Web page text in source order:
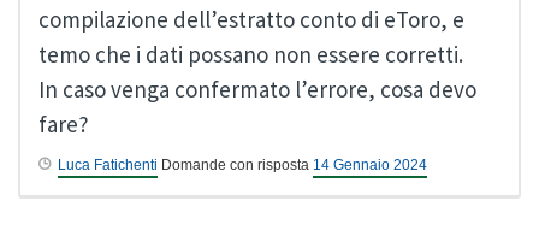
compilazione dell’estratto conto di eToro, e
temo che i dati possano non essere corretti.
In caso venga confermato l’errore, cosa devo
fare?
Luca Fatichenti Domande con risposta 14 Gennaio 2024